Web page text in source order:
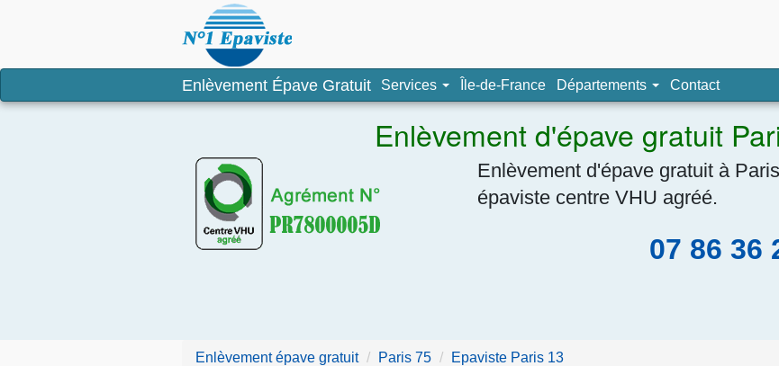
Enlèvement Épave Gratuit Services Île-de-France Départements
Navigation
Contact
Enlèvement d'épave gratuit
Enlèvement d'épave gratuit à
épaviste centre VHU agréé.
07 86 36
Enlèvement épave gratuit Paris 75 Epaviste Paris 13